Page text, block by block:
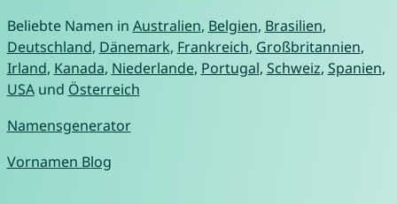
Beliebte Namen in Australien, Belgien, Brasilien,
Deutschland, Dänemark, Frankreich, Großbritannien,
Irland, Kanada, Niederlande, Portugal, Schweiz, Spanien,
USAund Österreich
Namensgenerator
Vornamen Blog